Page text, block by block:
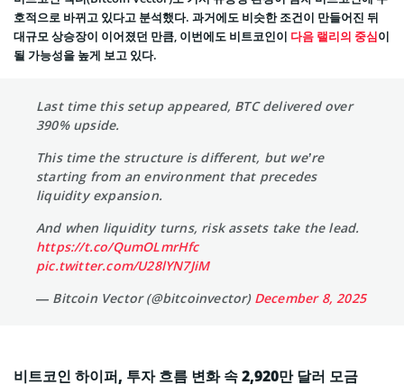
호적으로 바뀌고 있다고 분석했다. 과거에도 비슷한 조건이 만들어진 뒤
대규모 상승장이 이어졌던 만큼, 이번에도 비트코인이 다음 랠리의 중심이
될 가능성을 높게 보고 있다.
Last time this setup appeared, BTC delivered over
390% upside.
This time the structure is different, but we’re
starting from an environment that precedes
liquidity expansion.
And when liquidity turns, risk assets take the lead.
https://t.co/QumOLmrHfc
pic.twitter.com/U28lYN7JiM
— Bitcoin Vector (@bitcoinvector) December 8, 2025
비트코인 하이퍼, 투자 흐름 변화 속 2,920만 달러 모금